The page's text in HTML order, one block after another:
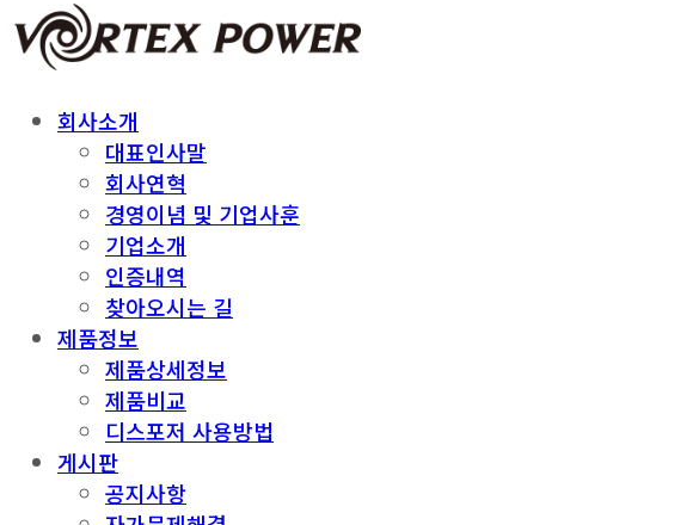
회사소개
대표인사말
회사연혁
경영이념 및 기업사훈
기업소개
인증내역
찾아오시는 길
제품정보
제품상세정보
제품비교
디스포저 사용방법
게시판
공지사항